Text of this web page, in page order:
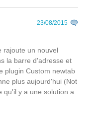
23/08/2015
rajoute un nouvel
la barre d'adresse et
plugin Custom newtab
plus aujourd'hui (Not
qu'il y a une solution a